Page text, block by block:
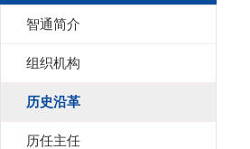
智通简介
组织机构
历史沿革
历任主任